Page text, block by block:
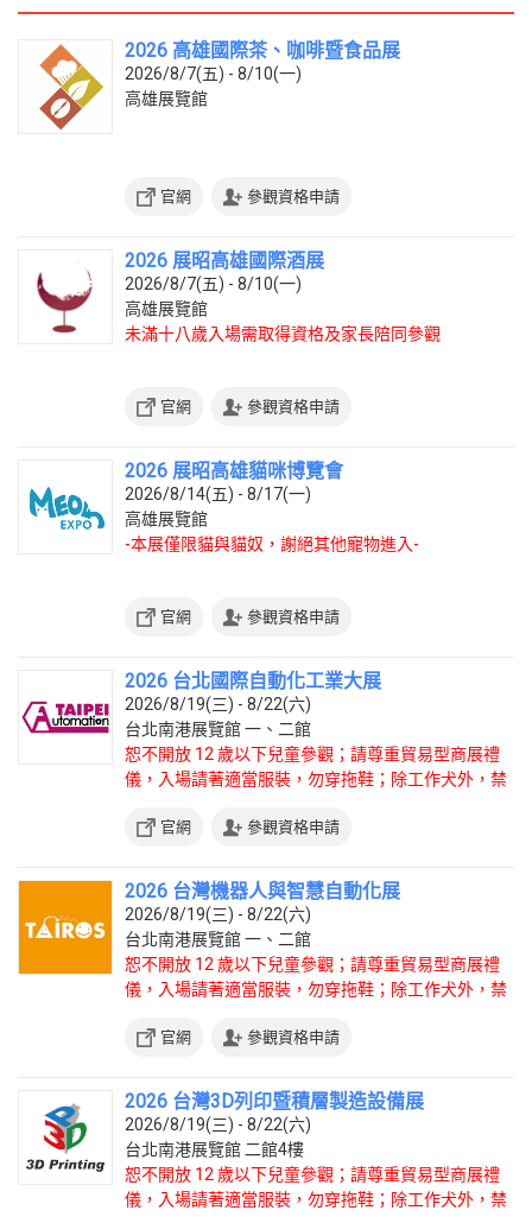
2026 高雄國際茶、咖啡暨食品展
2026/8/7(五) - 8/10(一)
高雄展覽館
官網 參觀資格申請
2026 展昭高雄國際酒展
2026/8/7(五) - 8/10(一)
高雄展覽館
未滿十八歲入場需取得資格及家長陪同參觀
官網 參觀資格申請
2026 展昭高雄貓咪博覽會
2026/8/14(五) - 8/17(一)
高雄展覽館
-本展僅限貓與貓奴，謝絕其他寵物進入-
官網 參觀資格申請
2026 台北國際自動化工業大展
2026/8/19(三) - 8/22(六)
台北南港展覽館 一、二館
恕不開放 12 歲以下兒童參觀；請尊重貿易型商展禮
儀，入場請著適當服裝，勿穿拖鞋；除工作犬外，禁
官網 參觀資格申請
2026 台灣機器人與智慧自動化展
2026/8/19(三) - 8/22(六)
台北南港展覽館 一、二館
恕不開放 12 歲以下兒童參觀；請尊重貿易型商展禮
儀，入場請著適當服裝，勿穿拖鞋；除工作犬外，禁
官網 參觀資格申請
2026 台灣3D列印暨積層製造設備展
2026/8/19(三) - 8/22(六)
台北南港展覽館 二館4樓
恕不開放 12 歲以下兒童參觀；請尊重貿易型商展禮
儀，入場請著適當服裝，勿穿拖鞋；除工作犬外，禁